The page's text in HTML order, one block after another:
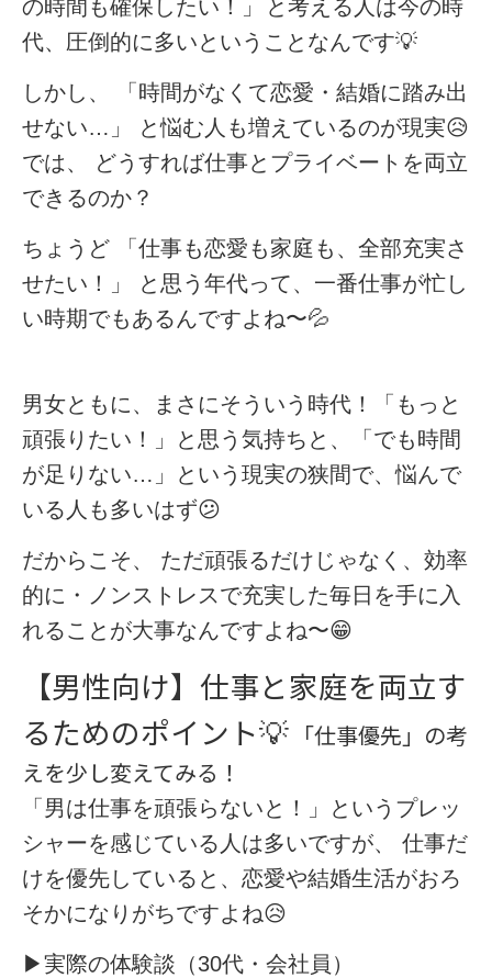
の時間も確保したい！」
と考える人は今の時
代、圧倒的に多いということなんです💡
しかし、
「時間がなくて恋愛・結婚に踏み出
せない…」
と悩む人も増えているのが現実😥
では、
どうすれば仕事とプライベートを両立
できるのか？
ちょうど 「仕事も恋愛も家庭も、全部充実さ
せたい！」 と思う年代って、一番仕事が忙し
い時期でもあるんですよね〜💦
男女ともに、まさにそういう時代！「もっと
頑張りたい！」と思う気持ちと、「でも時間
が足りない…」という現実の狭間で、悩んで
いる人も多いはず😕
だからこそ、 ただ頑張るだけじゃなく、効率
的に・ノンストレスで充実した毎日を手に入
れることが大事なんですよね〜😁
【男性向け】仕事と家庭を両立す
るためのポイント💡 「仕事優先」の考
えを少し変えてみる！
「男は仕事を頑張らないと！」というプレッ
シャーを感じている人は多いですが、 仕事だ
けを優先していると、恋愛や結婚生活がおろ
そかになりがちですよね😥
▶︎実際の体験談（30代・会社員）